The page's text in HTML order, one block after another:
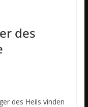
des
des Heils vinden